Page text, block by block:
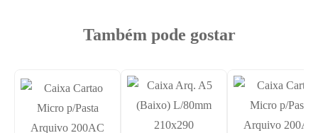
Também pode gostar